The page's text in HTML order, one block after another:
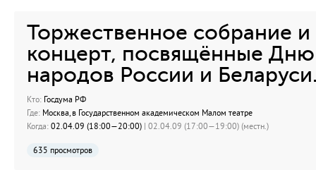
Торжественное собрание
концерт, посвящённые
народов России и
Кто: Госдума РФ
Где: Москва, в Государственном академическом Малом театре
Когда: 02.04.09 (18:00—20:00) | 02.04.09 (17:00—19:00) (местн.)
635 просмотров